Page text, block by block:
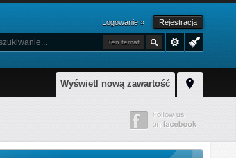
Logowanie » Rejestracja
Ten temat
Wyświetl nową zawartość